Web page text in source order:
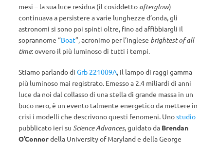
mesi – la sua luce residua (il cosiddetto afterglow)
continuava a persistere a varie lunghezze d’onda, gli
astronomi si sono poi spinti oltre, fino ad affibbiargli il
soprannome “Boat”, acronimo per l’inglese brightest of all
time: ovvero il più luminoso di tutti i tempi.
Stiamo parlando di Grb 221009A, il lampo di raggi gamma
più luminoso mai registrato. Emesso a 2.4 miliardi di anni
luce da noi dal collasso di una stella di grande massa in un
buco nero, è un evento talmente energetico da mettere in
crisi i modelli che descrivono questi fenomeni. Unostudio
pubblicato ieri su Science Advances, guidato da Brendan
O’Connordella University of Maryland e della George